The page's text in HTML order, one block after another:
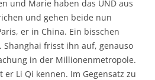
und Marie haben das UND aus
und gehen beide nun
er in China. Ein bisschen
frisst ihn auf, genauso
in der Millionenmetropole.
er Li Qi kennen. Im Gegensatz zu